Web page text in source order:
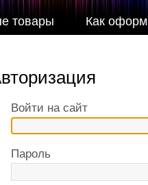
товары Как
Войти на сайт
Пароль